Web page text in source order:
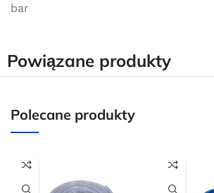
bar
Powiązane produkty
Polecane produkty
Darmowa dostawa
Przejdź do sklepu
Oferta ograniczona czasowo